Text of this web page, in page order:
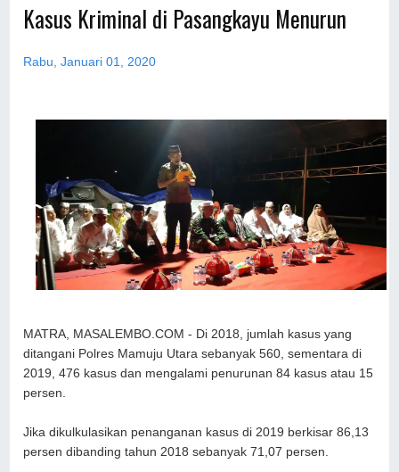
Kasus Kriminal di Pasangkayu Menurun
Rabu, Januari 01, 2020
MATRA, MASALEMBO.COM - Di 2018, jumlah kasus yang
ditangani Polres Mamuju Utara sebanyak 560, sementara di
2019, 476 kasus dan mengalami penurunan 84 kasus atau 15
persen.
Jika dikulkulasikan penanganan kasus di 2019 berkisar 86,13
persen dibanding tahun 2018 sebanyak 71,07 persen.